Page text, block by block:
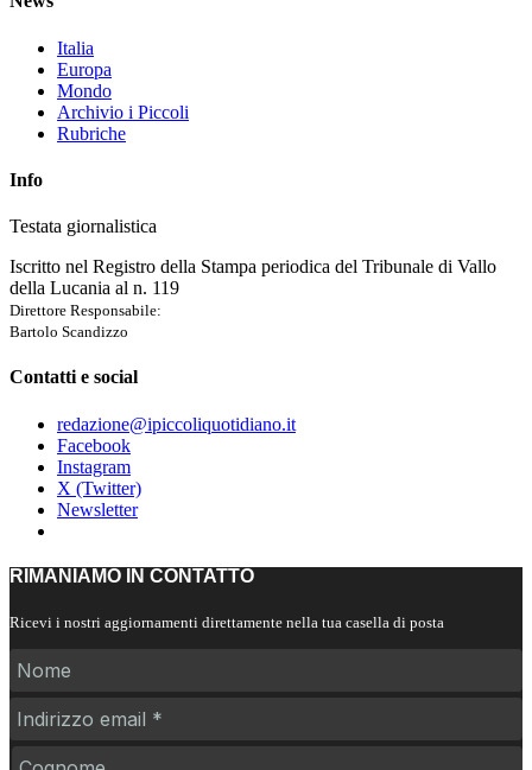
Italia
Europa
Mondo
Archivio i Piccoli
Rubriche
Info
Testata giornalistica
Iscritto nel Registro della Stampa periodica del Tribunale di Vallo
della Lucania al n. 119
Direttore Responsabile:
Bartolo Scandizzo
Contatti e social
redazione@ipiccoliquotidiano.it
Facebook
Instagram
X (Twitter)
Newsletter
RIMANIAMO IN CONTATTO
Ricevi i nostri aggiornamenti direttamente nella tua casella di posta